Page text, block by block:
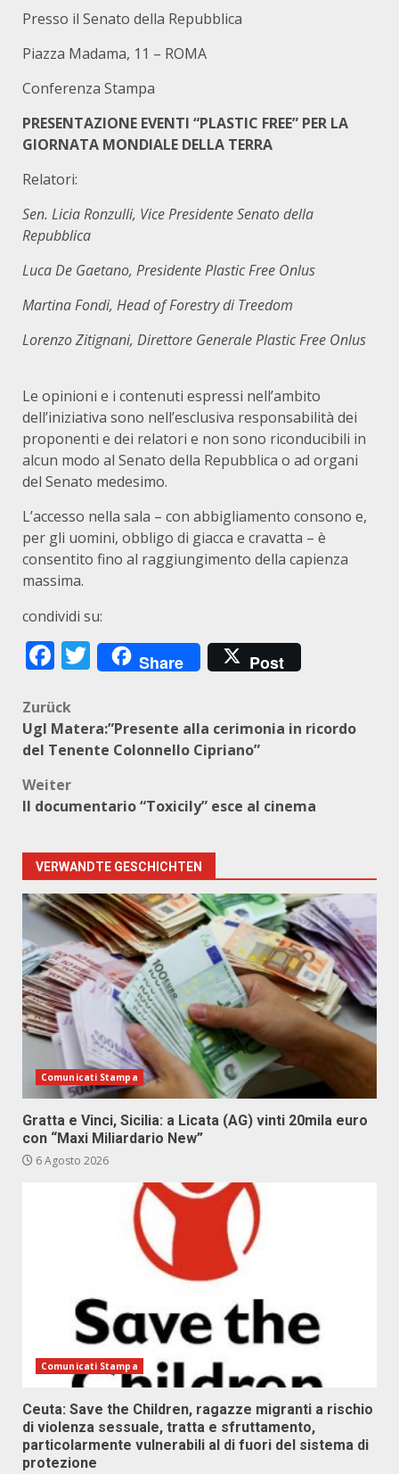
Presso il Senato della Repubblica
Piazza Madama, 11 – ROMA
Conferenza Stampa
PRESENTAZIONE EVENTI “PLASTIC FREE” PER LA
GIORNATA MONDIALE DELLA TERRA
Relatori:
Sen. Licia Ronzulli, Vice Presidente Senato della
Repubblica
Luca De Gaetano, Presidente Plastic Free Onlus
Martina Fondi, Head of Forestry di Treedom
Lorenzo Zitignani, Direttore Generale Plastic Free Onlus
Le opinioni e i contenuti espressi nell’ambito
dell’iniziativa sono nell’esclusiva responsabilità dei
proponenti e dei relatori e non sono riconducibili in
alcun modo al Senato della Repubblica o ad organi
del Senato medesimo.
L’accesso nella sala – con abbigliamento consono e,
per gli uomini, obbligo di giacca e cravatta – è
consentito fino al raggiungimento della capienza
massima.
condividi su:
Facebook
Twitter
Share Post
Beitragsnavigation
Zurück
Ugl Matera:”Presente alla cerimonia in ricordo
del Tenente Colonnello Cipriano”
Weiter
Il documentario “Toxicily” esce al cinema
VERWANDTE GESCHICHTEN
Comunicati Stampa
Gratta e Vinci, Sicilia: a Licata (AG) vinti 20mila euro
con “Maxi Miliardario New”
6 Agosto 2026
Comunicati Stampa
Ceuta: Save the Children, ragazze migranti a rischio
di violenza sessuale, tratta e sfruttamento,
particolarmente vulnerabili al di fuori del sistema di
protezione